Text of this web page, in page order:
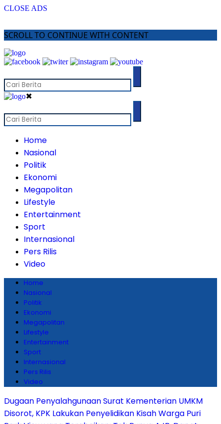
CLOSE ADS
SCROLL TO CONTINUE WITH CONTENT
✖
Home
Nasional
Politik
Ekonomi
Megapolitan
Lifestyle
Entertainment
Sport
Internasional
Pers Rilis
Video
Home
Nasional
Politik
Ekonomi
Megapolitan
Lifestyle
Entertainment
Sport
Internasional
Pers Rilis
Video
Dugaan Penyalahgunaan Surat Kementerian UMKM
Disorot, KPK Lakukan Penyelidikan Kisah Warga Puri